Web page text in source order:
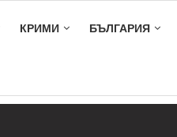
КРИМИ БЪЛГАРИЯ